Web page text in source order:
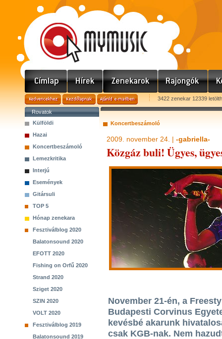
3422 zenekar 12339
Rovatok
Külföldi
Hazai
Koncertbeszámoló
Lemezkritika
Interjú
Események
Gitársuli
TOP 5
Hónap zenekara
Fesztiválblog 2020
Balatonsound 2020
EFOTT 2020
Fishing on Orfű 2020
Strand 2020
Sziget 2020
SZIN 2020
VOLT 2020
Fesztiválblog 2019
Balatonsound 2019
Koncertbeszámoló
2009. november 24. | -gabriella-
Közgáz buli! Ügyes,
November 21-én, a
Budapesti Corvinus
kevésbé akarunk
csak KGB-nak. Nem